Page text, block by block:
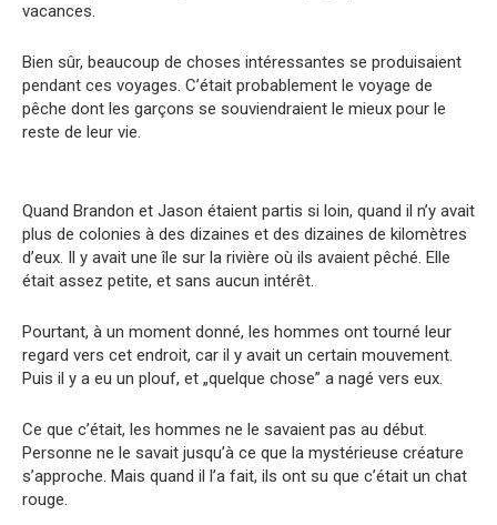
vacances.
Bien sûr, beaucoup de choses intéressantes se produisaient
pendant ces voyages. C’était probablement le voyage de
pêche dont les garçons se souviendraient le mieux pour le
reste de leur vie.
Quand Brandon et Jason étaient partis si loin, quand il n’y avait
plus de colonies à des dizaines et des dizaines de kilomètres
d’eux. Il y avait une île sur la rivière où ils avaient pêché. Elle
était assez petite, et sans aucun intérêt.
Pourtant, à un moment donné, les hommes ont tourné leur
regard vers cet endroit, car il y avait un certain mouvement.
Puis il y a eu un plouf, et „quelque chose” a nagé vers eux.
Ce que c’était, les hommes ne le savaient pas au début.
Personne ne le savait jusqu’à ce que la mystérieuse créature
s’approche. Mais quand il l’a fait, ils ont su que c’était un chat
rouge.